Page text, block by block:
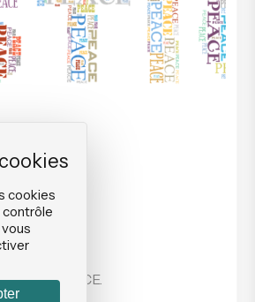
DE JUSTICE.
cookies
contrôle